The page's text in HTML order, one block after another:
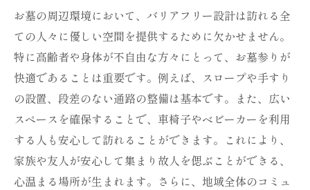
お墓の周辺環境において、バリアフリー設計は訪れる全
ての人々に優しい空間を提供するために欠かせません。
特に高齢者や身体が不自由な方々にとって、お墓参りが
快適であることは重要です。例えば、スロープや手すり
の設置、段差のない通路の整備は基本です。また、広い
スペースを確保することで、車椅子やベビーカーを利用
する人も安心して訪れることができます。これにより、
家族や友人が安心して集まり故人を偲ぶことができる、
心温まる場所が生まれます。さらに、地域全体のコミュ